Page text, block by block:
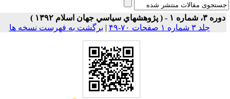
۱ - ( پژوهشهاي سياسي جهان اسلام ۱۳۹۲ )
جلد ۳ شماره ۱ صفحات ۷۰-۴۹
|برگشت به فهرست نسخه ها